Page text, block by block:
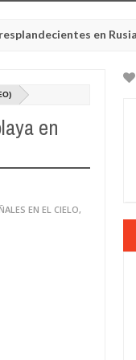
en Rusia
0
en
EN EL CIELO,